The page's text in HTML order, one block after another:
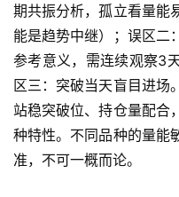
期共振分析，孤立看量能
能是趋势中继）；误区二
参考意义，需连续观察3
区三：突破当天盲目进场
站稳突破位、持仓量配合
种特性。不同品种的量能
准，不可一概而论。